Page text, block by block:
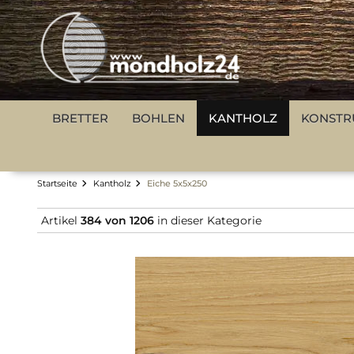
BRETTER BOHLEN KANTHOLZ
Startseite Kantholz Eiche 5x5x250
Artikel 384 von 1206 in dieser Kategorie